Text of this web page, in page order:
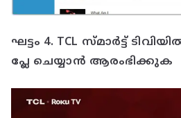
ഘട്ടം 4. TCL സ്മാർട്ട്
പ്ലേ ചെയ്യാൻ ആരംഭിക്കുക